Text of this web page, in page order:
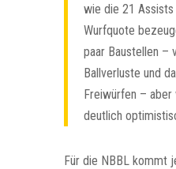
wie die 21
Wurfquote
paar Baustellen –
Ballverluste und
Freiwürfen – aber
deutlich
Für die NBBL kommt